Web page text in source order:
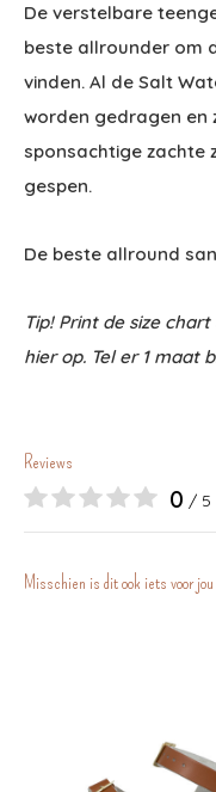
De verstelbare
beste allrounder om
vinden. Al de Salt
worden gedragen en
sponsachtige zachte
gespen.
De beste allround
Tip! Print de size
hier op. Tel er 1 maat
Reviews
0 / 5
Misschien is dit ook iets voor jou